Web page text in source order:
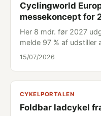
Cyclingworld
messekoncept for
Her 8 mdr. før 2027
melde 97 % af udstiller
15/07/2026
CYKELPORTALEN
Foldbar ladcykel